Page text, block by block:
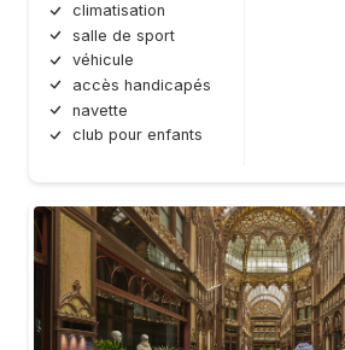
climatisation
salle de sport
véhicule
accès handicapés
navette
club pour enfants